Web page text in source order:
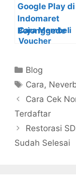
Cara Membeli
Voucher
Bojonggede
Kategori
Blog
Tag
Cara,
Cara Cek
Terdaftar
Restorasi
Sudah Selesai